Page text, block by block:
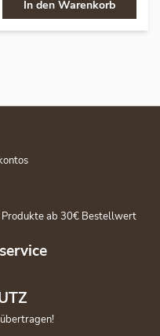
In den Warenkorb
Produkte ab 30€ Bestellwert